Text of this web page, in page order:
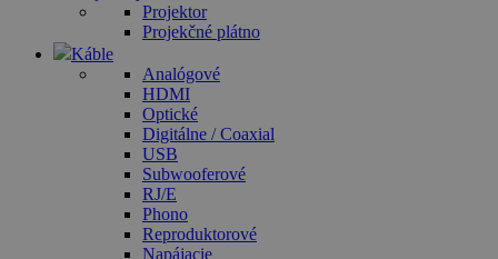
Projektor
Projekčné plátno
Káble
Analógové
HDMI
Optické
Digitálne / Coaxial
USB
Subwooferové
RJ/E
Phono
Reproduktorové
Napájacie